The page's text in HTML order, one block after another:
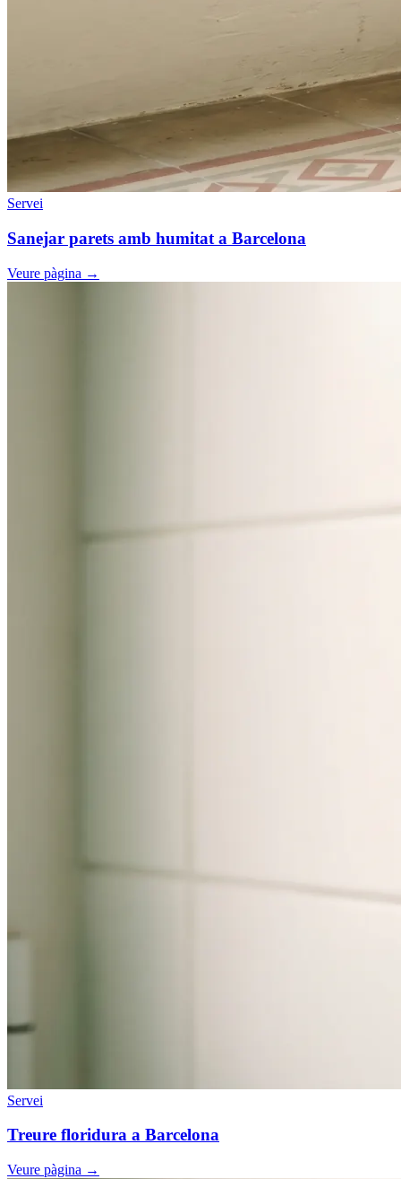
Servei
Sanejar parets amb humitat a Barcelona
Veure pàgina →
Servei
Treure floridura a Barcelona
Veure pàgina →